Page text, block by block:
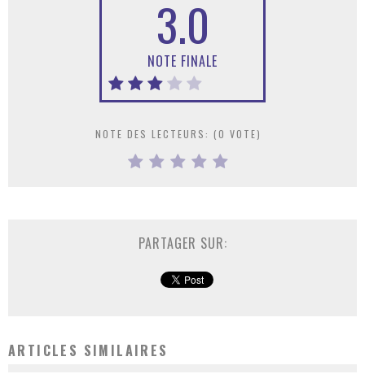
3.0
NOTE FINALE
NOTE DES LECTEURS: (0 VOTE)
PARTAGER SUR:
ARTICLES SIMILAIRES